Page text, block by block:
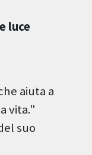
luce
aiuta a
vita."
suo